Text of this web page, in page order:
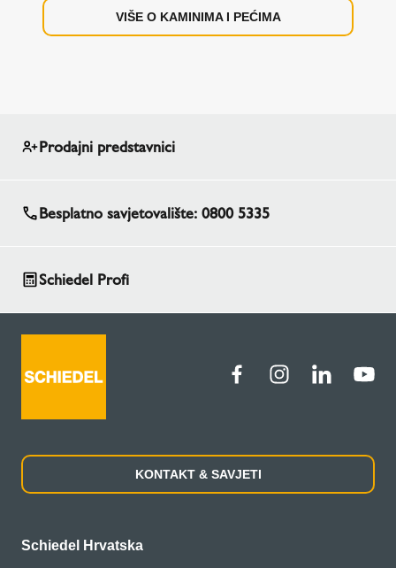
integrirani sustavi kamina i peći KINGFIRE
privlače pažnju. Ili biste li radije imali
ISOKERN.
VIŠE O KAMINIMA I PEĆIMA
Prodajni predstavnici
Besplatno savjetovalište: 0800 5335
Schiedel Profi
KONTAKT & SAVJETI
Schiedel Hrvatska